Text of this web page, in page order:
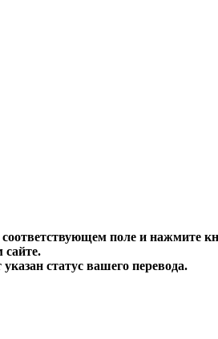
поле и нажмите
сайте.
статус вашего перевода.